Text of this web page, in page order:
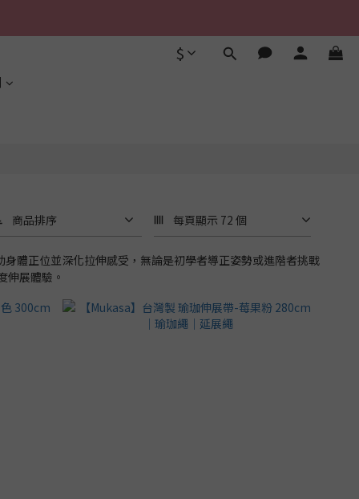
$
商品排序 每頁顯示 72 個
體正位並深化拉伸感受，無論是初學者導正姿勢或進階者挑戰
伸展體驗。